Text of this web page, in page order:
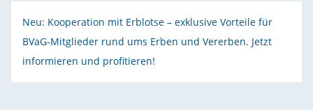
Neu: Kooperation mit Erblotse – exklusive Vorteile für
BVaG-Mitglieder rund ums Erben und Vererben. Jetzt
informieren und profitieren!